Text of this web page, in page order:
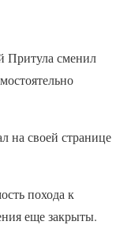
Притула сменил
на своей странице
похода к
еще закрыты.